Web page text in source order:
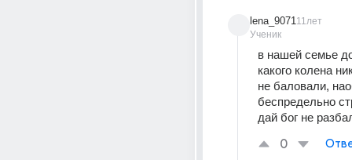
lena_9071
Ученик
11лет
в нашей семье
какого колена
не баловали,
беспредельно
дай бог не
0